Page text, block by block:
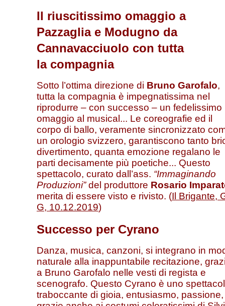
Il riuscitissimo omaggio a
Pazzaglia e Modugno da
Cannavacciuolo con tutta
la compagnia
Sotto l’ottima direzione di Bruno Garofalo,
tutta la compagnia è impegnatissima nel
riprodurre – con successo – un fedelissimo
omaggio al musical... Le coreografie ed il
corpo di ballo, veramente sincronizzato
un orologio svizzero, garantiscono tanto
divertimento, quanta emozione regalano le
parti decisamente più poetiche... Questo
spettacolo, curato dall’ass. “Immaginando
Produzioni”del produttore Rosario
merita di essere visto e rivisto. (Il Brigante,
G, 10.12.2019)
Successo per Cyrano
Danza, musica, canzoni, si integrano in
naturale alla inappuntabile recitazione,
a Bruno Garofalo nelle vesti di regista e
scenografo. Questo Cyrano è uno
traboccante di gioia, entusiasmo, passione,